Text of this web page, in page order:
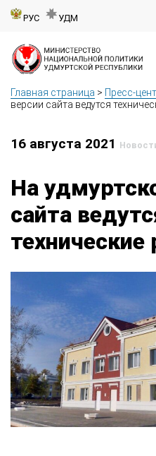
РУС УДМ
Главная страница > Пресс-
версии сайта ведутся
16 августа 2021
На
сайта